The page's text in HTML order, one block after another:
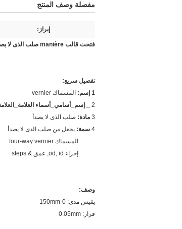
مفصلة وصف المنتج
إبراز:
فتحت قالب manière صلب الذى لا يصدأ المسماك مع scales متريّ 0 mm – 150 mm
تفصيل سريع:
1 إسم:
المسماك vernier
2
_ إسم_أسامي_أسماء
3 مادة: صلب الذى لا يصدأ
4 سمة: يجعل من صلب الذى لا يصدأ.
المسماك four-way vernier
إجراء od, id, عمق & steps
وصف:
يقيس مدى: 0-150mm
قرار: 0.05mm